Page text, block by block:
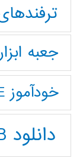
جعبه
خودآموز HSPICE
دانلود MATLAB